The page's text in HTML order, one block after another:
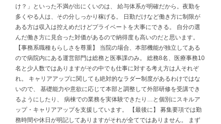
け？」といった不満が出にくいのは、 給与体系が明確だから。夜勤を
多くやる人は、その分しっかり稼げる。 日勤だけなど働き方に制限が
ある方は収入は控えめだけどプライベートを大事にできる。 自分の選
んだ働き方に見合った対価があるので納得度も高いのだと思います。
【事務系職種もらしさを尊重】 当院の場合、本部機能が独立してある
ので病院内にある運営部門は総務と医事課のみ。 総務8名、医療事務10
名と少人数ではありますがその中でも仕事に対する考え方は人それぞ
れ。 キャリアアップに関しても絶対的なラダー制度があるわけではな
いので、 基礎能力や意欲に応じて本部と調整して外部研修を受講でき
るようにしたり、 病棟での業務を実体験できたり…と個別にスキルア
ップ・キャリアアップを支援しています。 【最後に】 募集要項では勤
務時間や休日が明記してありますがそれが全てではありません。 まず